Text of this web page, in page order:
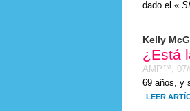
dado el «
Kelly
¿Está
AMP™,
69 años, y
LEER